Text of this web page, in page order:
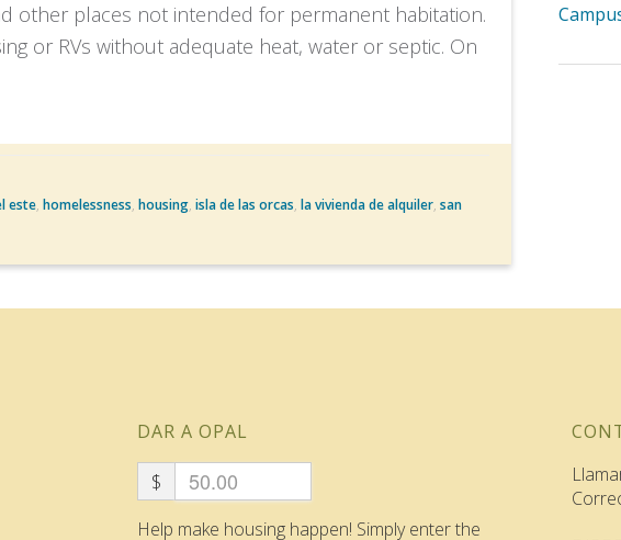
other places not intended for permanent habitation.
or RVs without adequate heat, water or septic. On
este, homelessness, housing, isla de las orcas, la vivienda de alquiler, san
DAR A OPAL
$
Help make housing happen! Simply enter the